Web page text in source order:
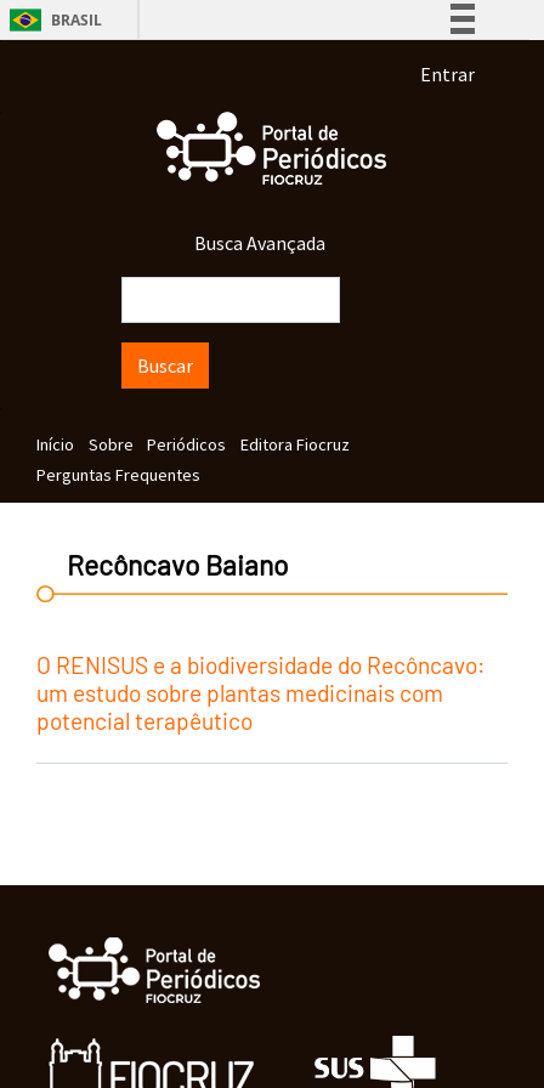
Pular para o conteúdo principal
BRASIL
Participe
Acesso à informação
Menu de
Entrar
Busca Avançada
Navegação principal
Início Sobre Periódicos
Editora Fiocruz
Perguntas Frequentes
Recôncavo Baiano
O RENISUS e a biodiversidade do Recôncavo:
um estudo sobre plantas medicinais com
potencial terapêutico